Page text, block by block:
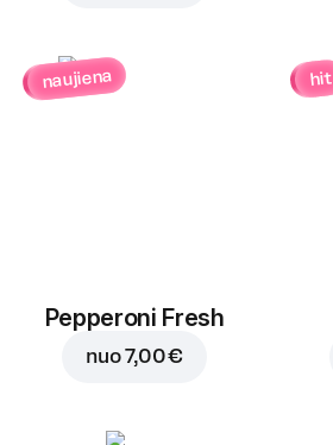
naujiena
Pepperoni Fresh
nuo7,00 €
hit